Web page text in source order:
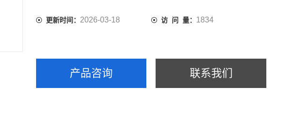
更新时间： 2026-03-18 访 问 量： 1834
产品咨询 联系我们